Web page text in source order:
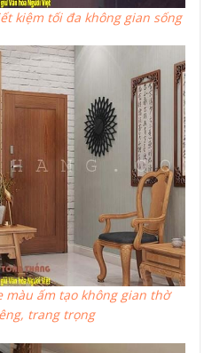
kiệm tối đa không gian sống
màu ấm tạo không gian thờ
trang trọng